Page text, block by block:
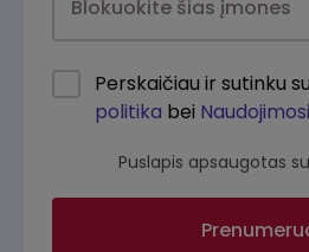
Perskaičiau ir sutinku su
politika bei
Puslapis apsaugotas